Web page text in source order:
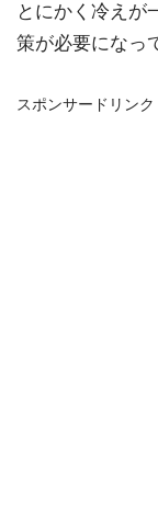
とにかく冷えが
策が必要になっ
スポンサードリンク